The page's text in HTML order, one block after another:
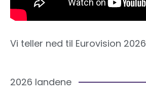
Vi teller ned til Eurovision 2026
2026 landene